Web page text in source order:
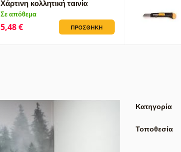
Χάρτινη κολλητική ταινία
Σε απόθεμα
5,48 € ΠΡΟΣΘΉΚΗ
Κατηγορία
Τοποθεσία